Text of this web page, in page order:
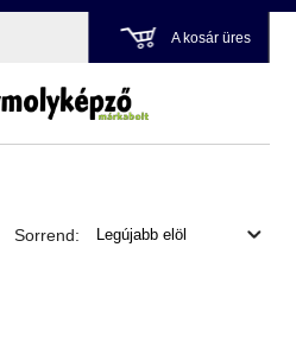
A kosár üres
Sorrend: